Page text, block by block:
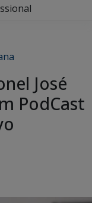
José
PodCast